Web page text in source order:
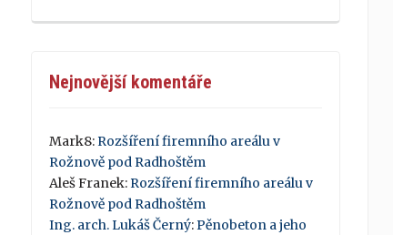
Nejnovější komentáře
Mark8:Rozšíření firemního areálu v
Rožnově pod Radhoštěm
Aleš Franek:Rozšíření firemního areálu v
Rožnově pod Radhoštěm
Ing. arch. Lukáš Černý:Pěnobeton a jeho